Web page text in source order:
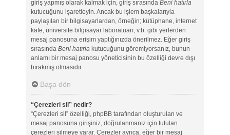
giriş yapmış olarak kalmak için, giriş sırasında Beni hatırla
kutucuğunu işaretleyin. Ancak bu işlem başkalarıyla
paylaşılan bir bilgisayarlardan, örneğin; kütüphane, internet
kafe, üniversite bilgisayar laboratuarı, v.b. gibi yerlerden
mesaj panosuna erişim yaptığınızda önerilmez. Eğer giriş
sırasında Beni hatırlakutucuğunu göremiyorsanız, bunun
anlamı bir mesaj panosu yöneticisinin bu özelliği devre dışı
bırakmış olmasıdır.
Başa dön
“Çerezleri sil” nedir?
“Çerezleri sil” özelliği, phpBB tarafından oluşturulan ve
mesaj panosuna girişiniz, doğrulanmanız için tutulan
çerezleri silmeye yarar. Çerezler ayrıca, eğer bir mesaj